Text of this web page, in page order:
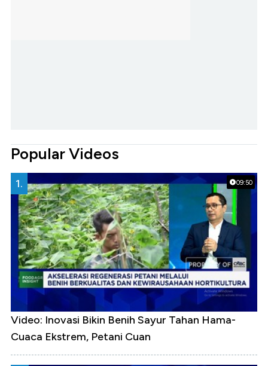
Popular Videos
09:50
1.
Video: Inovasi Bikin Benih Sayur Tahan Hama-
Cuaca Ekstrem, Petani Cuan